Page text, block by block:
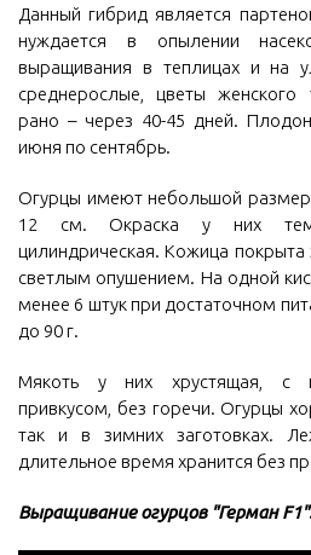
Данный гибрид является
нуждается в опылении
выращивания в теплицах и на
среднерослые, цветы
рано – через 40-45 дней.
июня по сентябрь.
Огурцы имеют небольшой
12 см. Окраска у них
цилиндрическая. Кожица
светлым опушением. На одной
менее 6 штук при достаточном
до 90 г.
Мякоть у них хрустящая, с
привкусом, без горечи. Огурцы
так и в зимних заготовках.
длительное время хранится без
Выращивание огурцов "Герман